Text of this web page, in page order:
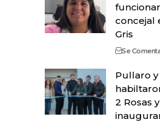
concejal
Gris
Se
Pullaro
2 Rosas